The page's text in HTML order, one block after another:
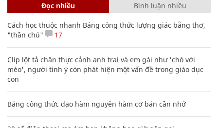
Đọc nhiều Bình luận nhiều
Cách học thuộc nhanh Bảng công thức lượng giác bằng thơ,
"thần chú"
17
Clip lột tả chân thực cảnh anh trai và em gái như 'chó với
mèo', người tinh ý còn phát hiện một vấn đề trong giáo dục
con
Bảng công thức đạo hàm nguyên hàm cơ bản cần nhớ